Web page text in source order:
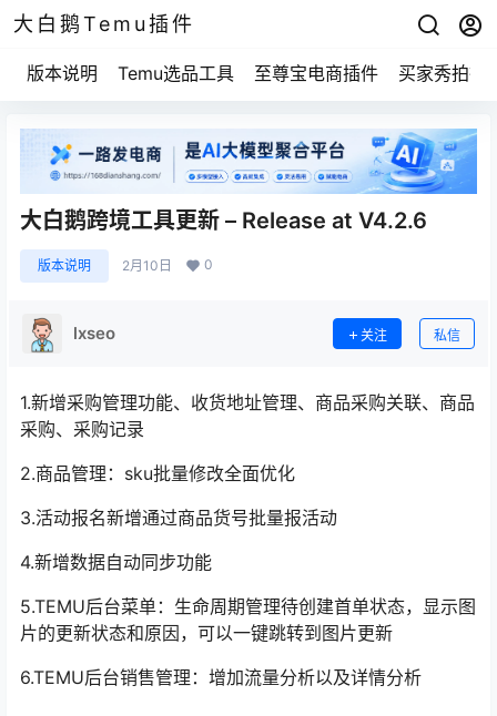
大白鹅Temu插件
版本说明 Temu选品工具 至尊宝电商插件 买家秀拍摄
大白鹅跨境工具更新 – Release at V4.2.6
版本说明 2月10日 0
lxseo 关注 私信
1.新增采购管理功能、收货地址管理、商品采购关联、商品
采购、采购记录
2.商品管理：sku批量修改全面优化
3.活动报名新增通过商品货号批量报活动
4.新增数据自动同步功能
5.TEMU后台菜单：生命周期管理待创建首单状态，显示图
片的更新状态和原因，可以一键跳转到图片更新
6.TEMU后台销售管理：增加流量分析以及详情分析